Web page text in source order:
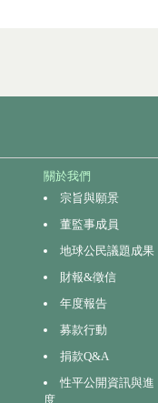
關於我們
宗旨與願景
董監事成員
地球公民議題成果
財報&徵信
年度報告
募款行動
捐款Q&A
性平公開資訊與進
度